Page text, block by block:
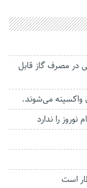
در مصرف گاز قابل
را ندارد
است